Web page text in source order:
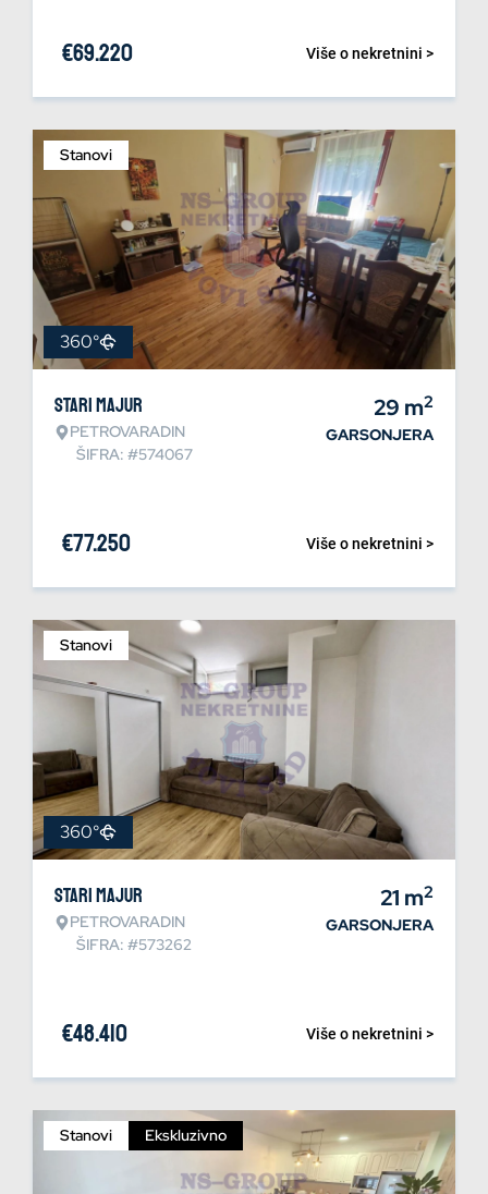
Više o nekretnini >
€69.220
Stanovi
360°
Stari Majur
PETROVARADIN
ŠIFRA: #574067
29 m2
GARSONJERA
Više o nekretnini >
€77.250
Stanovi
360°
Stari Majur
PETROVARADIN
ŠIFRA: #573262
21 m2
GARSONJERA
Više o nekretnini >
€48.410
Stanovi Ekskluzivno